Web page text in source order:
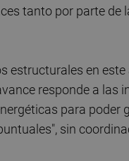
tanto por parte
estructurales en
responde a las
para poder
sin